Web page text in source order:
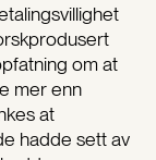
om at
mer enn
at
hadde sett av